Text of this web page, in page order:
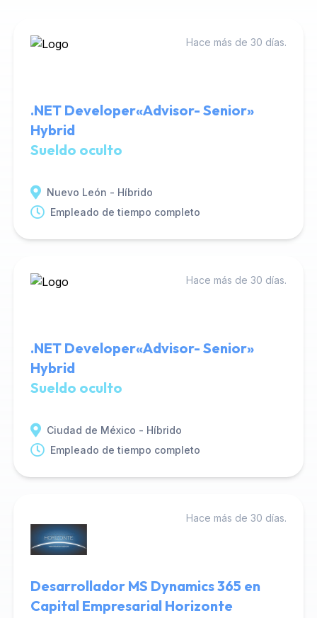
Hace más de 30 días.
.NET Developer«Advisor- Senior»
Hybrid
Sueldo oculto
Nuevo León - Híbrido
Empleado de tiempo completo
Hace más de 30 días.
.NET Developer«Advisor- Senior»
Hybrid
Sueldo oculto
Ciudad de México - Híbrido
Empleado de tiempo completo
Hace más de 30 días.
Desarrollador MS Dynamics 365 en
Capital Empresarial Horizonte